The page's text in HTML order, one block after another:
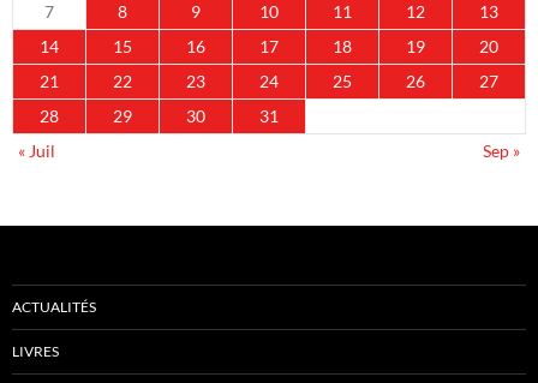
7 8 9 10 11 12
13
14
15 16 17 18 19
20
21
22 23 24 25 26
27
28
29 30
31
« Juil
Sep »
ACTUALITÉS
LIVRES